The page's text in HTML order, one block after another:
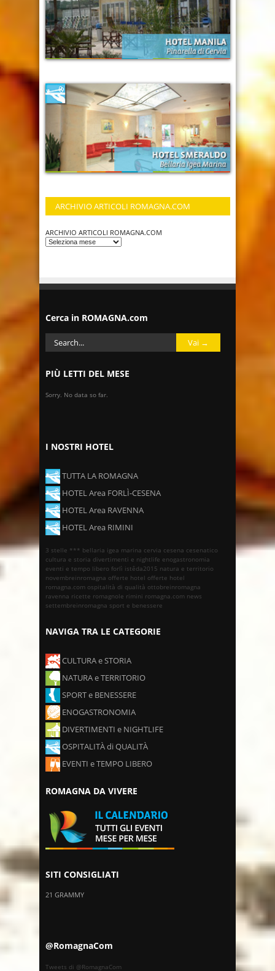
ARCHIVIO ARTICOLI ROMAGNA.COM
ARCHIVIO ARTICOLI ROMAGNA.COM
Cerca in ROMAGNA.com
PIÙ LETTI DEL MESE
Sorry. No data so far.
I NOSTRI HOTEL
TUTTA LA ROMAGNA
HOTEL Area FORLÌ-CESENA
HOTEL Area RAVENNA
HOTEL Area RIMINI
3 stelle *** bellaria igea marina cervia cesena cesenatico
cultura e storia divertimenti e nightlife enogastronomia
eventi e tempo libero forlì istêda2015 natura e territorio
novembreinromagna offerte hotel offerte hotel
romagna.com ospitalità di qualità ottobreinromagna
ravenna ricette romagnole rimini romagna.com news
settembreinromagna sport e benessere
NAVIGA TRA LE CATEGORIE
CULTURA e STORIA
NATURA e TERRITORIO
SPORT e BENESSERE
ENOGASTRONOMIA
DIVERTIMENTI e NIGHTLIFE
OSPITALITÀ di QUALITÀ
EVENTI e TEMPO LIBERO
ROMAGNA DA VIVERE
SITI CONSIGLIATI
21 GRAMMY
@RomagnaCom
Tweets di @RomagnaCom